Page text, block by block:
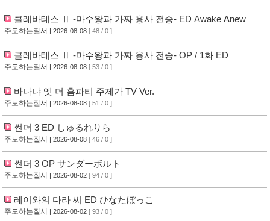
클레바테스 Ⅱ -마수왕과 가짜 용사 전승- ED Awake Anew
주도하는질서 | 2026-08-08 [ 48 / 0 ]
클레바테스 Ⅱ -마수왕과 가짜 용사 전승- OP / 1화 ED
Foreshadow
주도하는질서 | 2026-08-08 [ 53 / 0 ]
바나냐 엣 더 홈파티 주제가 TV Ver.
주도하는질서 | 2026-08-08 [ 51 / 0 ]
썬더 3 ED しゅるれりら
주도하는질서 | 2026-08-08 [ 46 / 0 ]
썬더 3 OP サンダーボルト
주도하는질서 | 2026-08-02 [ 94 / 0 ]
레이와의 다라 씨 ED ひなたぼっこ
주도하는질서 | 2026-08-02 [ 93 / 0 ]